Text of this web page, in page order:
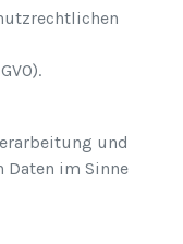
und
Daten im Sinne